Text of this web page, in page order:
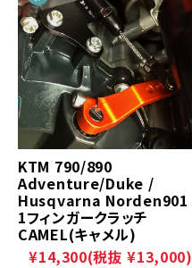
KTM 790/890
Adventure/Duke /
Husqvarna Norden901
1フィンガークラッチ
CAMEL(キャメル)
¥14,300(税抜 ¥13,000)